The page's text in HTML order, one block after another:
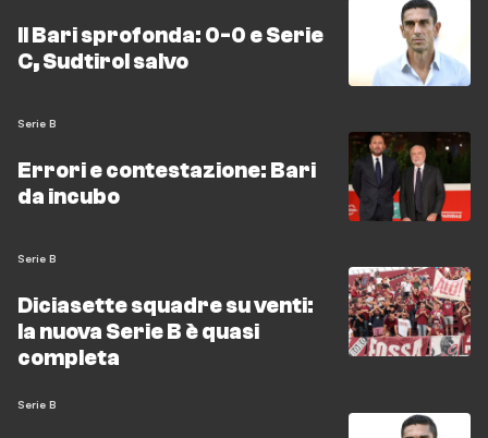
Il Bari sprofonda: 0-0 e Serie
C, Sudtirol salvo
Serie B
Errori e contestazione: Bari
da incubo
Serie B
Diciasette squadre su venti:
la nuova Serie B è quasi
completa
Serie B